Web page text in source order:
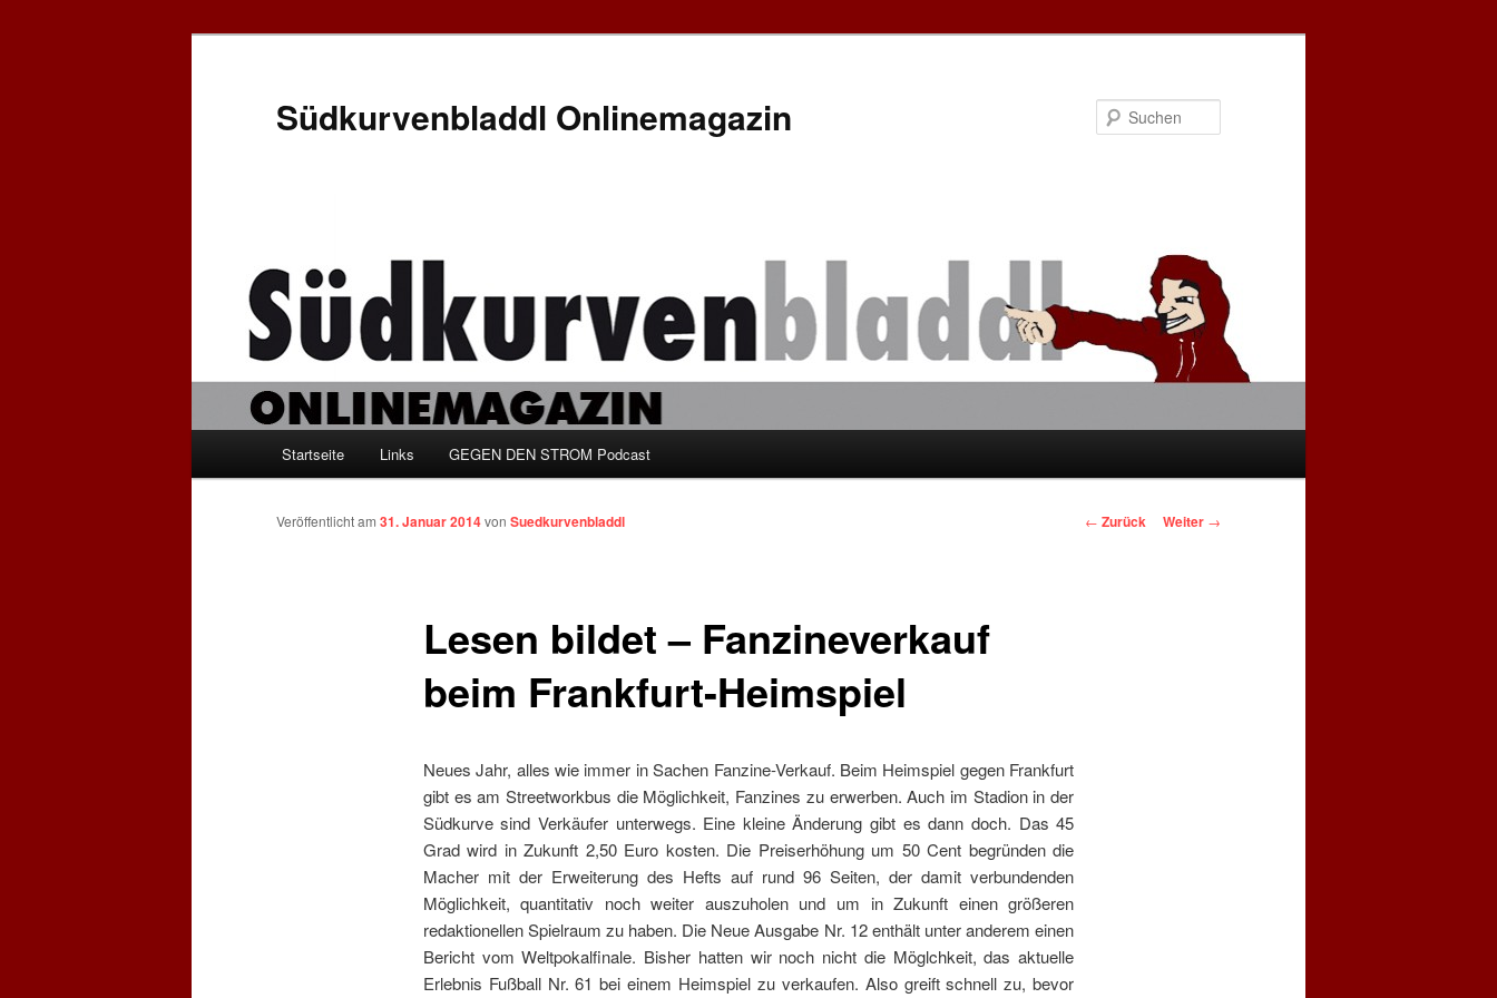
Südkurvenbladdl Onlinemagazin
Startseite Links GEGEN DEN STROM Podcast
Beitragsnavigation
← Zurück Weiter →
Lesen bildet – Fanzineverkauf
beim Frankfurt-Heimspiel
Veröffentlicht am 31. Januar 2014von Suedkurvenbladdl
Neues Jahr, alles wie immer in Sachen Fanzine-Verkauf. Beim Heimspiel gegen Frankfurt
gibt es am Streetworkbus die Möglichkeit, Fanzines zu erwerben. Auch im Stadion in der
Südkurve sind Verkäufer unterwegs. Eine kleine Änderung gibt es dann doch. Das 45
Grad wird in Zukunft 2,50 Euro kosten. Die Preiserhöhung um 50 Cent begründen die
Macher mit der Erweiterung des Hefts auf rund 96 Seiten, der damit verbundenden
Möglichkeit, quantitativ noch weiter auszuholen und um in Zukunft einen größeren
redaktionellen Spielraum zu haben. Die Neue Ausgabe Nr. 12 enthält unter anderem einen
Bericht vom Weltpokalfinale. Bisher hatten wir noch nicht die Möglchkeit, das aktuelle
Erlebnis Fußball Nr. 61 bei einem Heimspiel zu verkaufen. Also greift schnell zu, bevor